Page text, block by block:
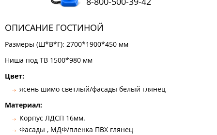
ОПИСАНИЕ ГОСТИНОЙ
Размеры (Ш*В*Г): 2700*1900*450 мм
Ниша под ТВ 1500*980 мм
Цвет:
ясень шимо светлый/фасады белый глянец
Материал:
Корпус ЛДСП 16мм.
Фасады , МДФ/пленка ПВХ глянец
КОМОДЫ
СТОЛЫ
ТУАЛЕТНЫЕ
БАНКЕТКИ
МЕБЕЛЬ
ЗЕРКАЛА